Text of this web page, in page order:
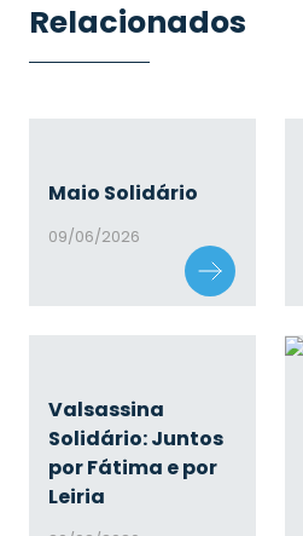
Relacionados
Maio Solidário
09/06/2026
Valsassina
Solidário: Juntos
por Fátima e por
Leiria